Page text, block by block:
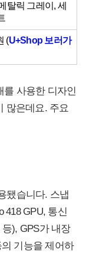
탈릭 그레이, 세
(U+Shop 보러가
를 사용한 디자인
많은데요. 주요
됐습니다. 스냅
418 GPU, 통신
), GPS가 내장
기능을 제어하